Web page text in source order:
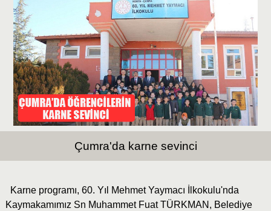
Çumra'da karne sevinci
Karne programı, 60. Yıl Mehmet Yaymacı İlkokulu'nda
Kaymakamımız Sn Muhammet Fuat TÜRKMAN, Belediye